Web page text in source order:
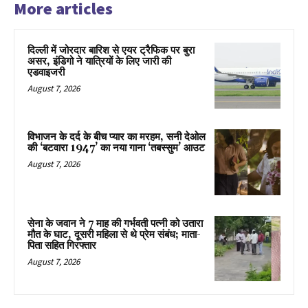
More articles
दिल्ली में जोरदार बारिश से एयर ट्रैफिक पर बुरा
असर, इंडिगो ने यात्रियों के लिए जारी की
एडवाइजरी
August 7, 2026
विभाजन के दर्द के बीच प्यार का मरहम, सनी देओल
की ‘बटवारा 1947’ का नया गाना ‘तबस्सुम’ आउट
August 7, 2026
सेना के जवान ने 7 माह की गर्भवती पत्नी को उतारा
मौत के घाट, दूसरी महिला से थे प्रेम संबंध; माता-
पिता सहित गिरफ्तार
August 7, 2026